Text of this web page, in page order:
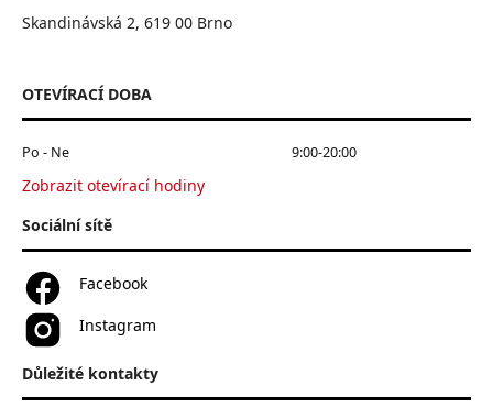
Skandinávská 2, 619 00 Brno
OTEVÍRACÍ DOBA
Po - Ne 9:00-20:00
Zobrazit otevírací hodiny
Sociální sítě
Facebook
Instagram
Důležité kontakty